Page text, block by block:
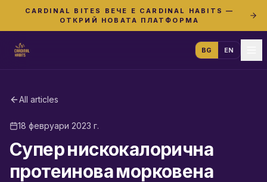
CARDINAL BITES ВЕЧЕ Е CARDINAL HABITS —
ОТКРИЙ НОВАТА ПЛАТФОРМА
BG EN
All articles
18 февруари 2023 г.
Супер нискокалорична
протеинова морковена